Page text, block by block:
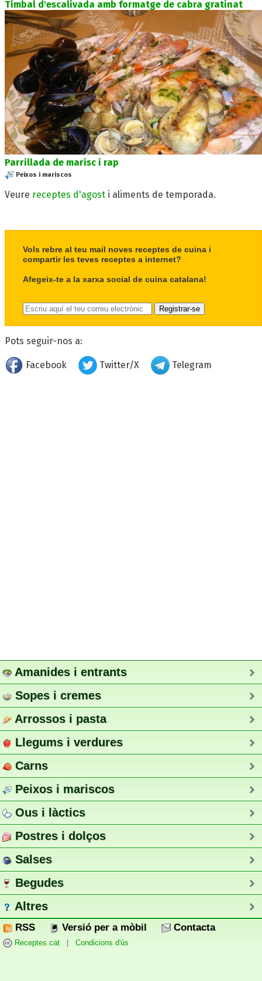
Timbal d'escalivada amb formatge de cabra gratinat
Parrillada de marisc i rap
Peixos i mariscos
Veure receptes d'agost i aliments de temporada.
Vols rebre al teu mail noves receptes de cuina i
compartir les teves receptes a internet?
Afegeix-te a la xarxa social de cuina catalana!
Pots seguir-nos a:
Facebook Twitter/X Telegram
Amanides i entrants
Sopes i cremes
Arrossos i pasta
Llegums i verdures
Carns
Peixos i mariscos
Ous i làctics
Postres i dolços
Salses
Begudes
Altres
RSS Versió per a mòbil Contacta
Receptes.cat Condicions d'ús